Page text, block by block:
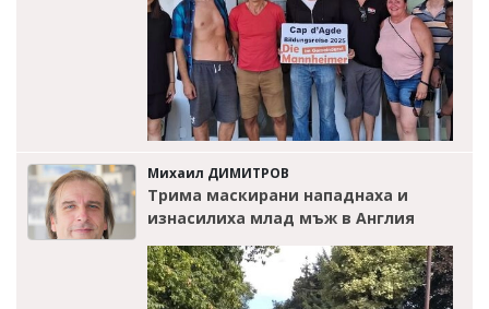
Михаил ДИМИТРОВ
Трима маскирани нападнаха и
изнасилиха млад мъж в Англия